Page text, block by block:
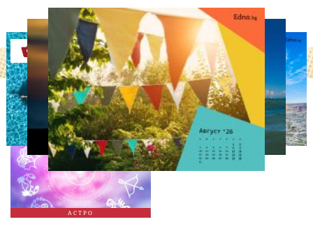
Оферти
АСТРО
АСТРОЛОГИЯ
Дневен хороскоп за 7
август, петък